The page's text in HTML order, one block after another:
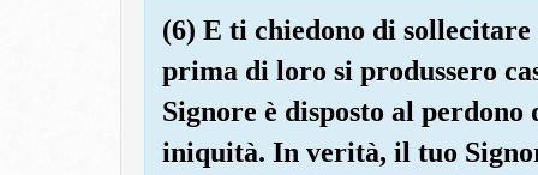
(6) E ti chiedono di
prima di loro si produssero
Signore è disposto al
iniquità. In verità, il tuo